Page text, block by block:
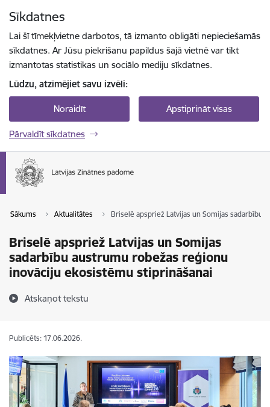
Sīkdatnes
Lai šī tīmekļvietne darbotos, tā izmanto obligāti nepieciešamās
sīkdatnes. Ar Jūsu piekrišanu papildus šajā vietnē var tikt
izmantotas statistikas un sociālo mediju sīkdatnes.
Lūdzu, atzīmējiet savu izvēli:
Noraidīt Apstiprināt visas
Pārvaldīt sīkdatnes
Sākums Aktualitātes Briselē apspriež Latvijas un Somijas sadarbību
Briselē apspriež Latvijas un Somijas
sadarbību austrumu robežas reģionu
inovāciju ekosistēmu stiprināšanai
Atskaņot tekstu
Publicēts: 17.06.2026.